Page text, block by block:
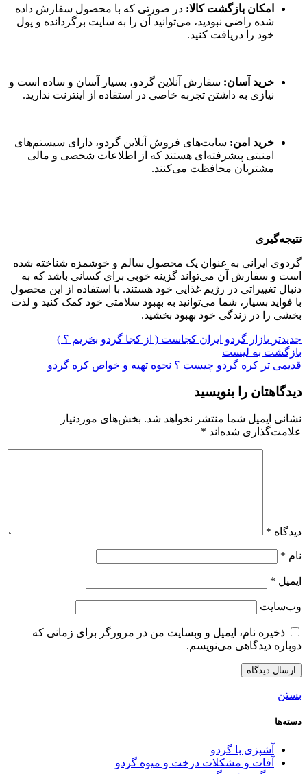
امکان بازگشت کالا: در صورتی که با محصول سفارش داده
شده راضی نبودید، می‌توانید آن را به سایت برگردانده و پول
خود را دریافت کنید.
خرید آسان: سفارش آنلاین گردو، بسیار آسان و ساده است و
نیازی به داشتن تجربه خاصی در استفاده از اینترنت ندارید.
خرید امن: سایت‌های فروش آنلاین گردو، دارای سیستم‌های
امنیتی پیشرفته‌ای هستند که از اطلاعات شخصی و مالی
مشتریان محافظت می‌کنند.
نتیجه‌گیری
گردوی ایرانی به عنوان یک محصول سالم و خوشمزه شناخته شده
است و سفارش آن می‌تواند گزینه خوبی برای کسانی باشد که به
دنبال تغییراتی در رژیم غذایی خود هستند. با استفاده از این محصول
با فواید بسیار، شما می‌توانید به بهبود سلامتی خود کمک کنید و لذت
بخشی را در زندگی خود بهبود بخشید.
جدیدتر بازار گردو ایران کجاست ( از کجا گردو بخریم ؟ )
بازگشت به لیست
قدیمی تر کره گردو چیست ؟ نحوه تهیه و خواص کره گردو
دیدگاهتان را بنویسید
نشانی ایمیل شما منتشر نخواهد شد. بخش‌های موردنیاز
علامت‌گذاری شده‌اند *
دیدگاه *
نام *
ایمیل *
وب‌سایت
ذخیره نام، ایمیل و وبسایت من در مرورگر برای زمانی که
دوباره دیدگاهی می‌نویسم.
بستن
دسته‌ها
آشپزی با گردو
آفات و مشکلات درخت و میوه گردو